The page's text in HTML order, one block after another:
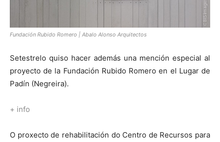
Fundación Rubido Romero | Abalo Alonso Arquitectos
Setestrelo quiso hacer además una mención especial al
proyecto de la Fundación Rubido Romero en el Lugar de
Padín (Negreira).
+ info
O proxecto de rehabilitación do Centro de Recursos para